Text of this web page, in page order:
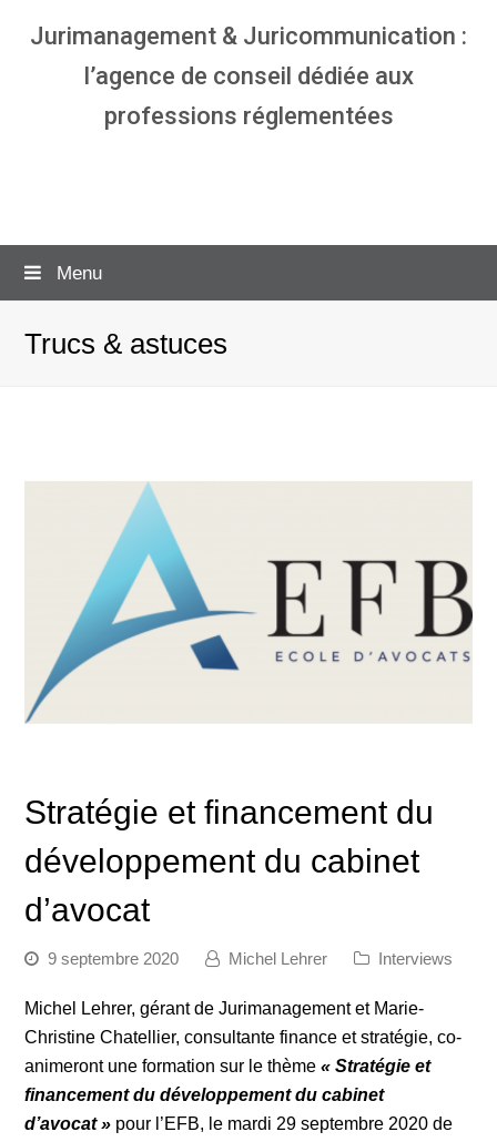
Jurimanagement & Juricommunication :
l’agence de conseil dédiée aux
professions réglementées
Menu
Trucs & astuces
Stratégie et financement du
développement du cabinet
d’avocat
9 septembre 2020 Michel Lehrer Interviews
Michel Lehrer, gérant de Jurimanagement et Marie-
Christine Chatellier, consultante finance et stratégie, co-
animeront une formation sur le thème« Stratégie et
financement du développement du cabinet
d’avocat » pour l’EFB, le mardi 29 septembre 2020 de